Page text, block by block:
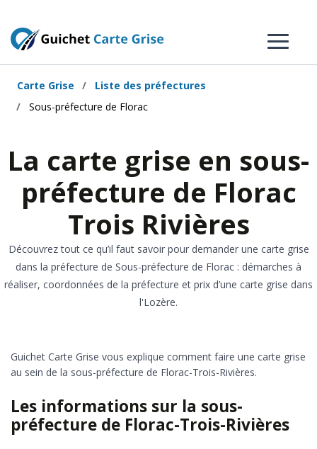
Carte Grise
Liste des préfectures
Sous-préfecture de Florac
La carte grise en sous-
préfecture de Florac
Trois Rivières
Découvrez tout ce qu’il faut savoir pour demander une carte grise
dans la préfecture de Sous-préfecture de Florac : démarches à
réaliser, coordonnées de la préfecture et prix d’une carte grise dans
l'Lozère.
Guichet Carte Grise vous explique comment faire une carte grise
au sein de la sous-préfecture de Florac-Trois-Rivières.
Les informations sur la sous-
préfecture de Florac-Trois-Rivières